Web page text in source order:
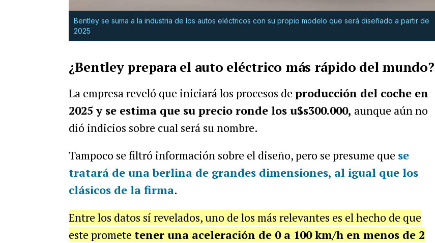
Bentley se suma a la industria de los autos eléctricos con su propio modelo que será diseñado a partir de
2025
¿Bentley prepara el auto eléctrico más rápido del mundo?
La empresa reveló que iniciará los procesos de producción del coche en
2025 y se estima que su precio ronde los u$s300.000, aunque aún no
dió indicios sobre cual será su nombre.
Tampoco se filtró información sobre el diseño, pero se presume que se
tratará de unaberlina de grandes dimensiones, al igual que los
clásicos de la firma.
Entre los datos sí revelados, uno de los más relevantes es el hecho de que
este promete tener una aceleración de 0 a 100 km/h en menos de 2